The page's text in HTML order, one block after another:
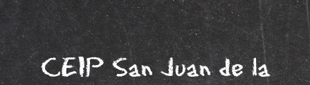
CEIP San Juan de la